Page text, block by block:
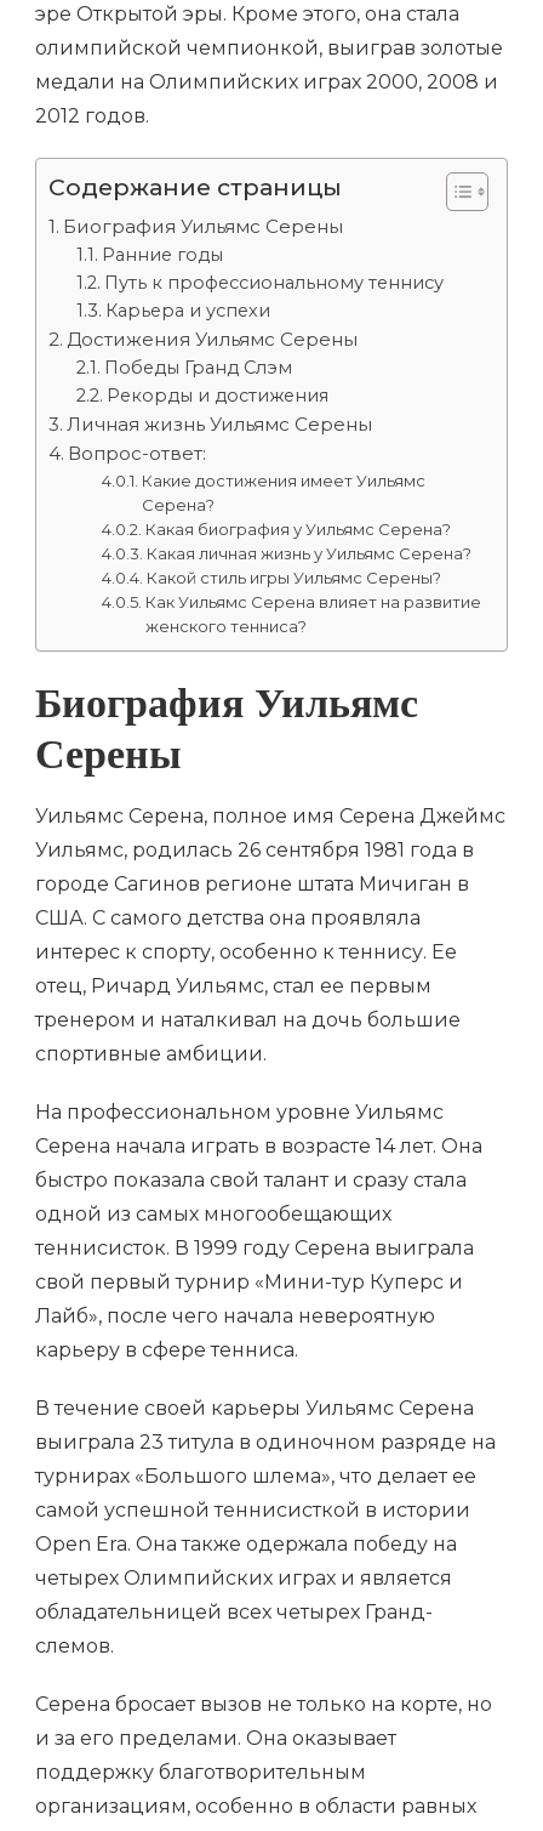
эре Открытой эры. Кроме этого, она стала
олимпийской чемпионкой, выиграв золотые
медали на Олимпийских играх 2000, 2008 и
2012 годов.
Содержание страницы
Биография Уильямс Серены
Ранние годы
Путь к профессиональному теннису
Карьера и успехи
Достижения Уильямс Серены
Победы Гранд Слэм
Рекорды и достижения
Личная жизнь Уильямс Серены
Вопрос-ответ:
Какие достижения имеет Уильямс
Серена?
Какая биография у Уильямс Серена?
Какая личная жизнь у Уильямс Серена?
Какой стиль игры Уильямс Серены?
Как Уильямс Серена влияет на развитие
женского тенниса?
Биография Уильямс
Серены
Уильямс Серена, полное имя Серена Джеймс
Уильямс, родилась 26 сентября 1981 года в
городе Сагинов регионе штата Мичиган в
США. С самого детства она проявляла
интерес к спорту, особенно к теннису. Ее
отец, Ричард Уильямс, стал ее первым
тренером и наталкивал на дочь большие
спортивные амбиции.
На профессиональном уровне Уильямс
Серена начала играть в возрасте 14 лет. Она
быстро показала свой талант и сразу стала
одной из самых многообещающих
теннисисток. В 1999 году Серена выиграла
свой первый турнир «Мини-тур Куперс и
Лайб», после чего начала невероятную
карьеру в сфере тенниса.
В течение своей карьеры Уильямс Серена
выиграла 23 титула в одиночном разряде на
турнирах «Большого шлема», что делает ее
самой успешной теннисисткой в истории
Open Era. Она также одержала победу на
четырех Олимпийских играх и является
обладательницей всех четырех Гранд-
слемов.
Серена бросает вызов не только на корте, но
и за его пределами. Она оказывает
поддержку благотворительным
организациям, особенно в области равных